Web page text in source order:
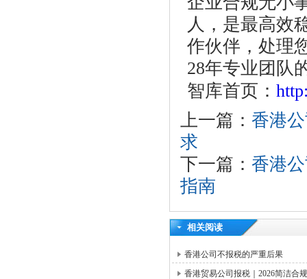
人，是最高效
作伙伴，处理
28年专业团队
智库首页：
上一篇： 香港
求
下一篇： 香港
指南
相关阅读
香港公司不报税的严重后果
香港贸易公司报税｜2026简洁合